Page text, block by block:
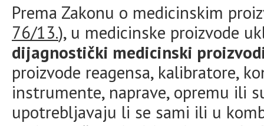
Prema Zakonu o medicinskim
76/13.), u medicinske proizvode
dijagnostički medicinski
proizvode reagensa, kalibratore,
instrumente, naprave, opremu ili
upotrebljavaju li se sami ili u